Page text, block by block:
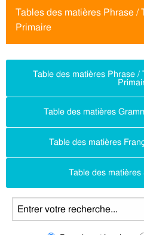
Tables des matières Phrase /
Primaire
Table des matières Phrase /
Table des matières
Table des matières
Table des